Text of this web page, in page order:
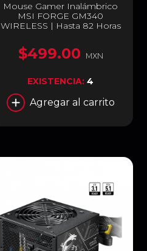
Mouse Gamer Inalámbrico
MSI FORGE GM340
WIRELESS | Hasta 82 Horas
a 12000 DPI | Sensor Óptico
PAW3311 | 57 g | 6 Botones |
GM340 W SKY
$499.00 MXN
EXISTENCIA:4
Agregar al carrito